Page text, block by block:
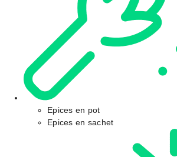
Epices en pot
Epices en sachet